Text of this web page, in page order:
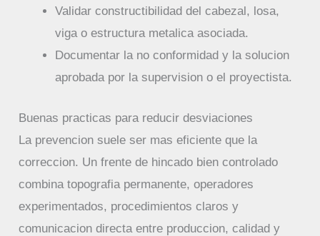
Validar constructibilidad del cabezal, losa,
viga o estructura metalica asociada.
Documentar la no conformidad y la solucion
aprobada por la supervision o el proyectista.
Buenas practicas para reducir desviaciones
La prevencion suele ser mas eficiente que la
correccion. Un frente de hincado bien controlado
combina topografia permanente, operadores
experimentados, procedimientos claros y
comunicacion directa entre produccion, calidad y